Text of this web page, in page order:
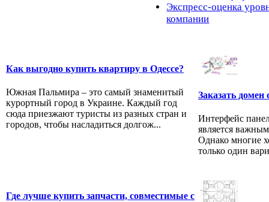
Экспресс-оценка
компании
Как выгодно купить квартиру в Одессе?
Южная Пальмира – это самый знаменитый
курортный город в Украине. Каждый год
сюда приезжают туристы из разных стран и
городов, чтобы насладиться долгож...
Заказать домен
Интерфейс
является
Однако многие
только один
Где лучше купить запчасти, совместимые с